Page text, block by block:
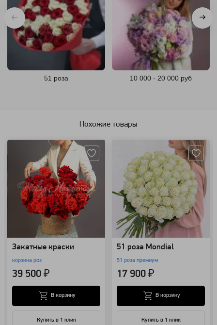
51 роза 10 000 - 20 000 руб
Похожие товары
Закатные краски
корзина роз
39 500 ₽
Купить в 1 клик
В корзину
51 роза Mondial
51 роза премиум
17 900 ₽
Купить в 1 клик
В корзину